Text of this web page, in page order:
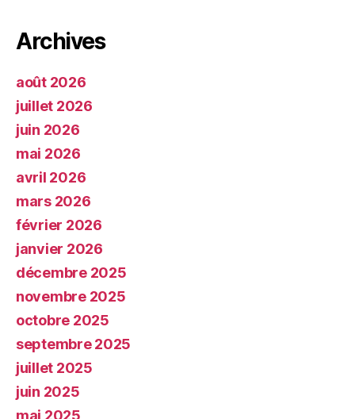
Archives
août 2026
juillet 2026
juin 2026
mai 2026
avril 2026
mars 2026
février 2026
janvier 2026
décembre 2025
novembre 2025
octobre 2025
septembre 2025
juillet 2025
juin 2025
mai 2025